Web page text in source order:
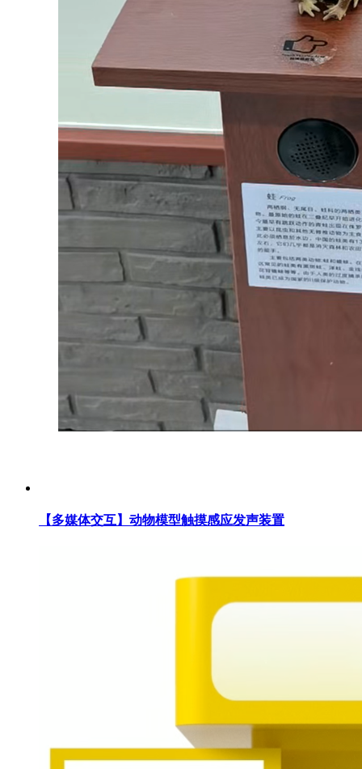
【多媒体交互】动物模型触摸感应发声装置